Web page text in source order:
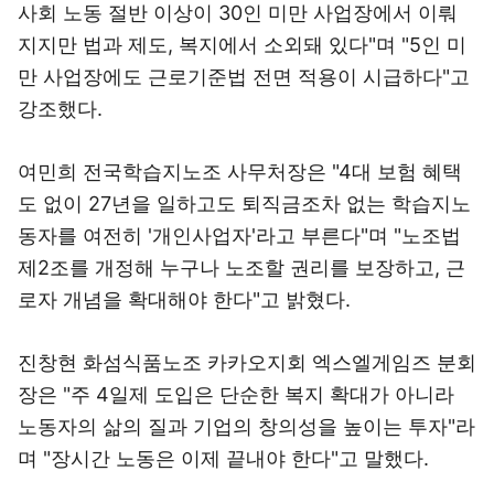
사회 노동 절반 이상이 30인 미만 사업장에서 이뤄
지지만 법과 제도, 복지에서 소외돼 있다"며 "5인 미
만 사업장에도 근로기준법 전면 적용이 시급하다"고
강조했다.
여민희 전국학습지노조 사무처장은 "4대 보험 혜택
도 없이 27년을 일하고도 퇴직금조차 없는 학습지노
동자를 여전히 '개인사업자'라고 부른다"며 "노조법
제2조를 개정해 누구나 노조할 권리를 보장하고, 근
로자 개념을 확대해야 한다"고 밝혔다.
진창현 화섬식품노조 카카오지회 엑스엘게임즈 분회
장은 "주 4일제 도입은 단순한 복지 확대가 아니라
노동자의 삶의 질과 기업의 창의성을 높이는 투자"라
며 "장시간 노동은 이제 끝내야 한다"고 말했다.